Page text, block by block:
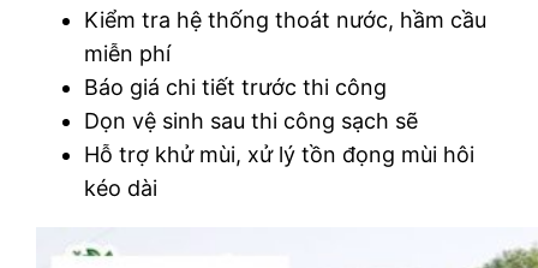
Kiểm tra hệ thống thoát nước, hầm cầu
miễn phí
Báo giá chi tiết trước thi công
Dọn vệ sinh sau thi công sạch sẽ
Hỗ trợ khử mùi, xử lý tồn đọng mùi hôi
kéo dài